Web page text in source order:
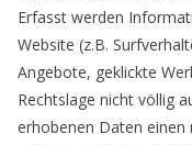
Erfasst werden
Website (z.B.
Angebote, geklickte
Rechtslage nicht völlig
erhobenen Daten einen